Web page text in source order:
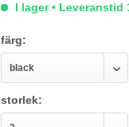
I lager • Leveranstid
färg:
storlek: